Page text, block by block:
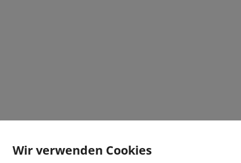
Wir verwenden Cookies